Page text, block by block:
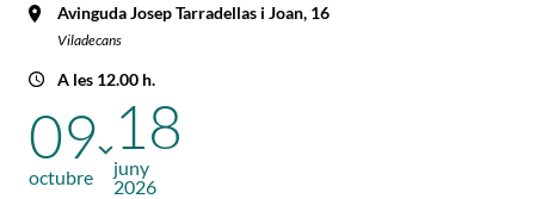
Avinguda Josep Tarradellas i Joan, 16
Viladecans
A les 12.00 h.
09
octubre
18
juny
2026